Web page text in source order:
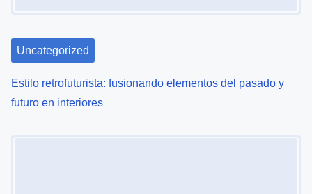
Uncategorized
Estilo retrofuturista: fusionando elementos del pasado y
futuro en interiores